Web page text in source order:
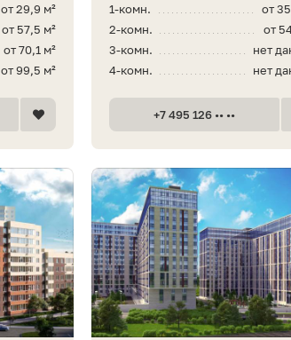
от 29,9 м²
от 57,5 м²
от 70,1 м²
от 99,5 м²
от
1-комн.
от
2-комн.
нет
3-комн.
нет
4-комн.
+7 495 126 •• ••